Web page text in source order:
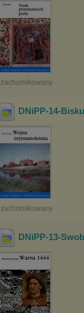
zachomikowany
DNiPP-14-
zachomikowany
DNiPP-13-